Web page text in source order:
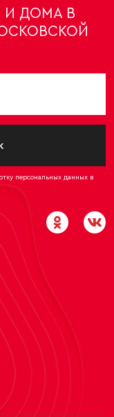
И ДОМА В
персональных данных в